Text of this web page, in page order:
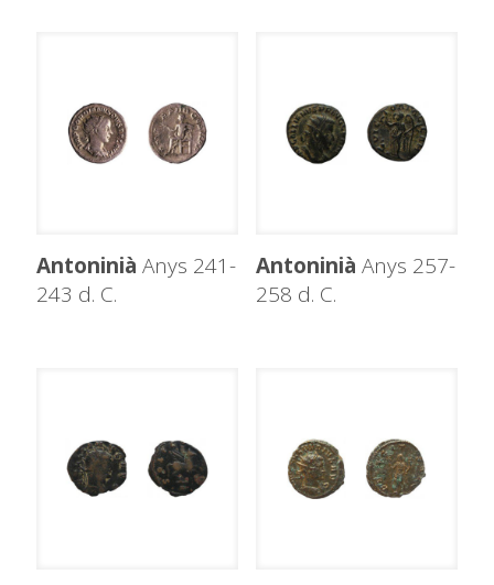
Antoninià Anys 241-
243 d. C.
Antoninià Anys 257-
258 d. C.